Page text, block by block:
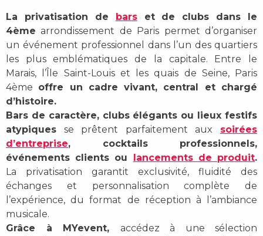
La privatisation de barset de clubs dans le
4ème arrondissement de Paris permet d’organiser
un événement professionnel dans l’un des quartiers
les plus emblématiques de la capitale. Entre le
Marais, l’Île Saint-Louis et les quais de Seine, Paris
4ème offre un cadre vivant, central et chargé
d’histoire.
Bars de caractère, clubs élégants ou lieux festifs
atypiques se prêtent parfaitement aux soirées
d’entreprise, cocktails professionnels,
événements clients ou lancements de produit.
La privatisation garantit exclusivité, fluidité des
échanges et personnalisation complète de
l’expérience, du format de réception à l’ambiance
musicale.
Grâce à MYevent, accédez à une sélection